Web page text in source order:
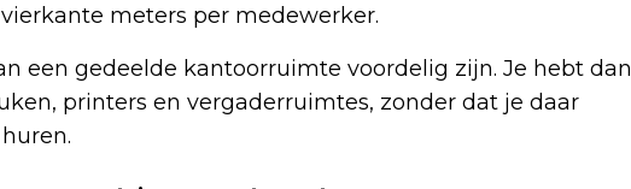
meters per medewerker.
een gedeelde kantoorruimte voordelig zijn. Je hebt dan
printers en vergaderruimtes, zonder dat je daar